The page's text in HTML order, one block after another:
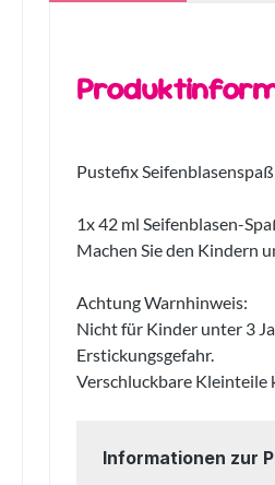
Pustefix Seifenblasenspaß
1x 42 ml Seifenblasen-
Machen Sie den Kindern
Achtung Warnhinweis:
Nicht für Kinder unter 3
Erstickungsgefahr.
Verschluckbare Kleinteile
Informationen zur